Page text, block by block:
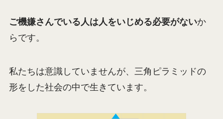
ご機嫌さんでいる人は人をいじめる必要がないか
らです。
私たちは意識していませんが、三角ピラミッドの
形をした社会の中で生きています。